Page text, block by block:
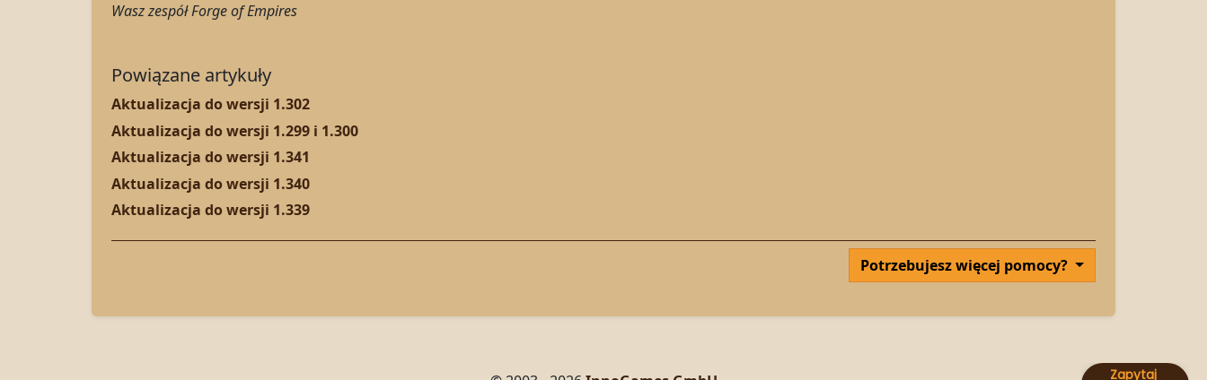
Wasz zespół Forge of Empires
Powiązane artykuły
Aktualizacja do wersji 1.302
Aktualizacja do wersji 1.299 i 1.300
Aktualizacja do wersji 1.341
Aktualizacja do wersji 1.340
Aktualizacja do wersji 1.339
Potrzebujesz więcej pomocy?